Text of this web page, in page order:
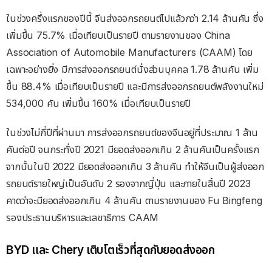
ในช่วงครึ่งแรกของปีนี้ จีนส่งออกรถยนต์ไปแล้วกว่า 2.14 ล้านคัน ซึ่ง
เพิ่มขึ้น 75.7% เมื่อเทียบเป็นรายปี ตามรายงานของ China
Association of Automobile Manufacturers (CAAM) โดย
เฉพาะอย่างยิ่ง มีการส่งออกรถยนต์นั่งส่วนบุคคล 1.78 ล้านคัน เพิ่ม
ขึ้น 88.4% เมื่อเทียบเป็นรายปี และมีการส่งออกรถยนต์พลังงานใหม่
534,000 คัน เพิ่มขึ้น 160% เมื่อเทียบเป็นรายปี
ในช่วงไม่กี่ปีที่ผ่านมา การส่งออกรถยนต์ของจีนอยู่ที่ประมาณ 1 ล้าน
คันต่อปี จนกระทั่งปี 2021 มียอดส่งออกเกิน 2 ล้านคันเป็นครั้งแรก
จากนั้นในปี 2022 มียอดส่งออกเกิน 3 ล้านคัน ทำให้จีนเป็นผู้ส่งออก
รถยนต์รายใหญ่เป็นอันดับ 2 รองจากญี่ปุ่น และภายในสิ้นปี 2023
คาดว่าจะมียอดส่งออกเกิน 4 ล้านคัน ตามรายงานของ Fu Bingfeng
รองประธานบริหารและเลขาธิการ CAAM
BYD และ Chery เติบโตเร็วที่สุดกับยอดส่งออก